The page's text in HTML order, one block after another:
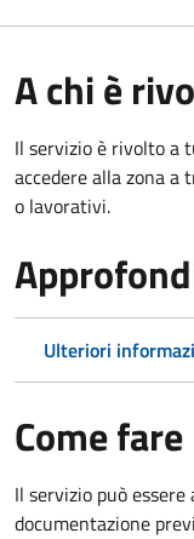
A chi è
Il servizio è rivolto a
accedere alla zona a
o lavorativi.
Ulteriori
Come fare
Il servizio può
documentazione